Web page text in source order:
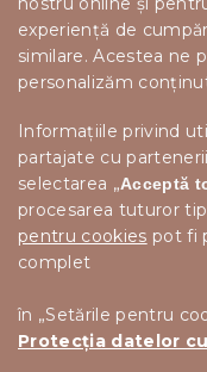
experiență de
similare. Acestea ne
personalizăm
Informațiile privind
partajate cu
selectarea „Acceptă
procesarea tuturor
pentru cookies pot fi
complet
în „Setările pentru
Protecția datelor